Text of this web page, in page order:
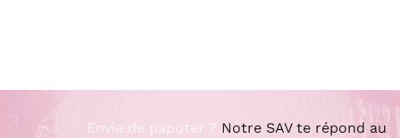
Envie de papoter ? Notre SAV te répond au